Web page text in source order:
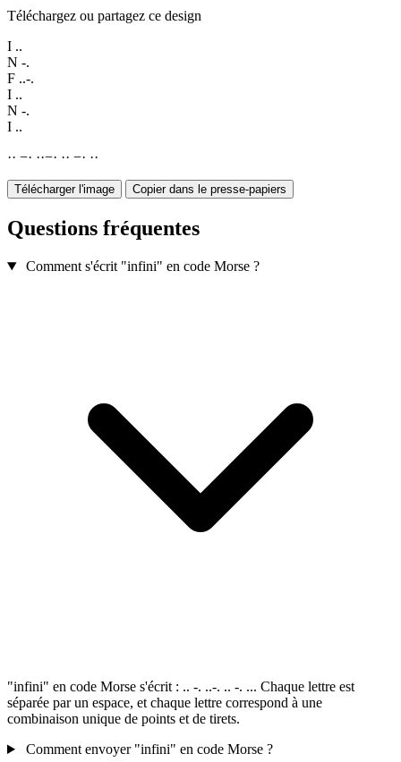
Téléchargez ou partagez ce design
I ..
N -.
F ..-.
I ..
N -.
I ..
·· −· ··−· ·· −· ··
Télécharger l'image Copier dans le presse-papiers
Questions fréquentes
Comment s'écrit "infini" en code Morse ?
"infini" en code Morse s'écrit : .. -. ..-. .. -. ... Chaque lettre est
séparée par un espace, et chaque lettre correspond à une
combinaison unique de points et de tirets.
Comment envoyer "infini" en code Morse ?